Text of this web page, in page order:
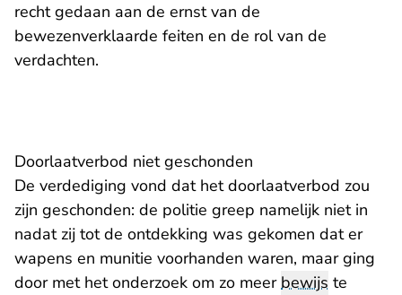
recht gedaan aan de ernst van de
bewezenverklaarde feiten en de rol van de
verdachten.
Doorlaatverbod niet geschonden
De verdediging vond dat het doorlaatverbod zou
zijn geschonden: de politie greep namelijk niet in
nadat zij tot de ontdekking was gekomen dat er
wapens en munitie voorhanden waren, maar ging
door met het onderzoek om zo meerbewijs te